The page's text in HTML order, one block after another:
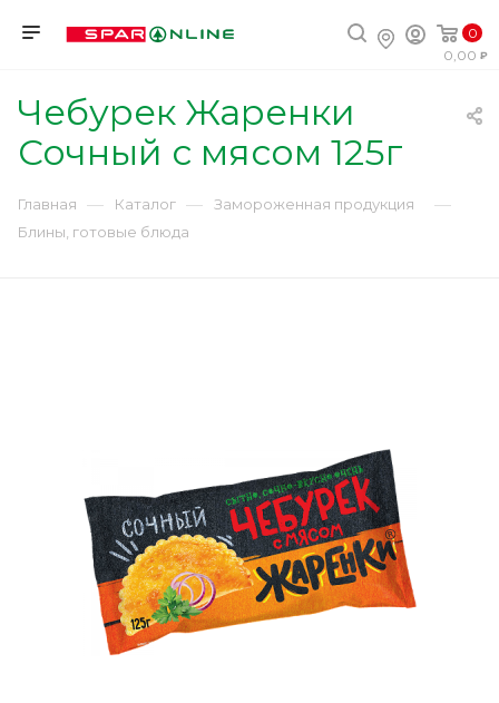
0
0,00
Чебурек Жаренки
Сочный с мясом 125г
Главная — Каталог — Замороженная продукция —
Блины, готовые блюда